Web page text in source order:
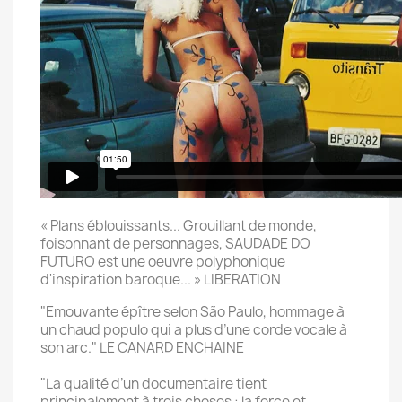
« Plans éblouissants... Grouillant de monde,
foisonnant de personnages, SAUDADE DO
FUTURO est une oeuvre polyphonique
d'inspiration baroque... » LIBERATION
"Emouvante épître selon São Paulo, hommage à
un chaud populo qui a plus d’une corde vocale à
son arc." LE CANARD ENCHAINE
"La qualité d’un documentaire tient